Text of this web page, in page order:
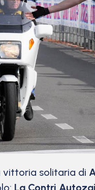
vittoria solitaria di